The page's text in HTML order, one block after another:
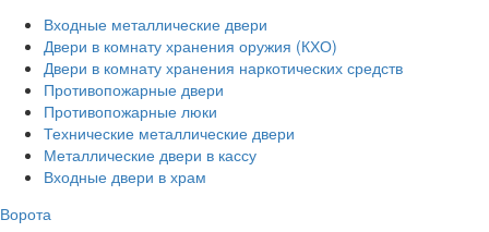
Входные металлические двери
Двери в комнату хранения оружия (КХО)
Двери в комнату хранения наркотических средств
Противопожарные двери
Противопожарные люки
Технические металлические двери
Металлические двери в кассу
Входные двери в храм
Ворота